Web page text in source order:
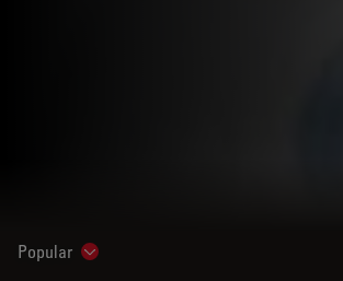
Popular Show subnavigation